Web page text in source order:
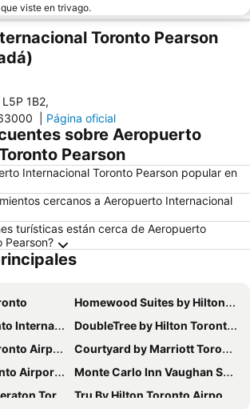
viste en trivago.
Toronto Pearson
L5P 1B2,
Página oficial
sobre Aeropuerto
Pearson
Internacional Toronto Pearson popular en
cercanos a Aeropuerto Internacional
turísticas están cerca de Aeropuerto
Pearson?
Homewood Suites by Hilton Toronto Airport Corporate Centre
Airport By Ihg
DoubleTree by Hilton Toronto Downtown
by IHG
Courtyard by Marriott Toronto Downtown
Centre
Monte Carlo Inn Vaughan Suites
Mississauga
Tru By Hilton Toronto Airport West